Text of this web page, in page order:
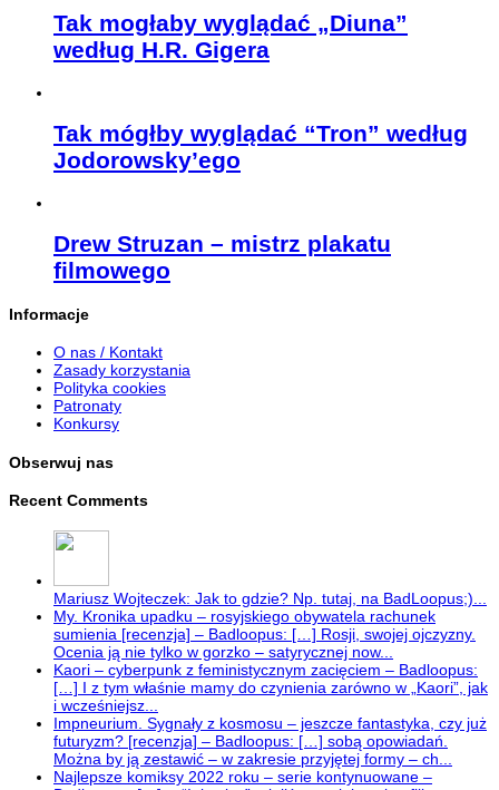
Tak mogłaby wyglądać „Diuna”
według H.R. Gigera
Tak mógłby wyglądać “Tron” według
Jodorowsky’ego
Drew Struzan – mistrz plakatu
filmowego
Informacje
O nas / Kontakt
Zasady korzystania
Polityka cookies
Patronaty
Konkursy
Obserwuj nas
Recent Comments
Mariusz Wojteczek: Jak to gdzie? Np. tutaj, na BadLoopus;)...
My. Kronika upadku – rosyjskiego obywatela rachunek
sumienia [recenzja] – Badloopus: […] Rosji, swojej ojczyzny.
Ocenia ją nie tylko w gorzko – satyrycznej now...
Kaori – cyberpunk z feministycznym zacięciem – Badloopus:
[…] I z tym właśnie mamy do czynienia zarówno w „Kaori”, jak
i wcześniejsz...
Impneurium. Sygnały z kosmosu – jeszcze fantastyka, czy już
futuryzm? [recenzja] – Badloopus: […] sobą opowiadań.
Można by ją zestawić – w zakresie przyjętej formy – ch...
Najlepsze komiksy 2022 roku – serie kontynuowane –